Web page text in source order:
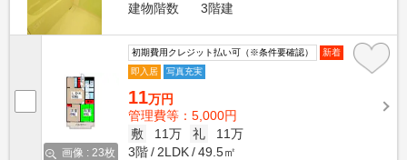
建物階数
3階建
画像 : 23枚
初期費用クレジット払い可（※条件要確認）
新着
即入居
写真充実
11万円
管理費等：5,000円
敷
11万 礼
11万
3階
2LDK 49.5㎡